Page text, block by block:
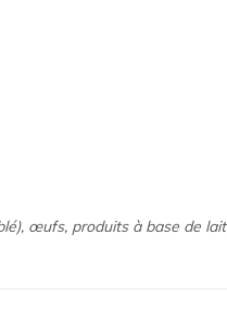
œufs, produits à base de lait